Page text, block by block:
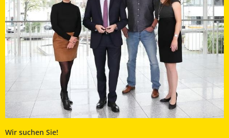
Wir suchen Sie!